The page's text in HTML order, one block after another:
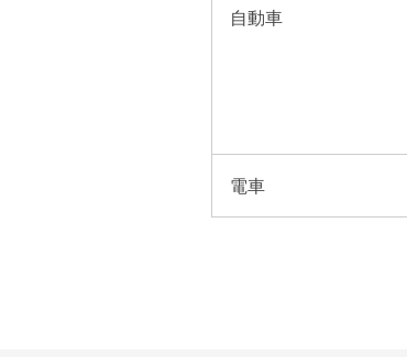
自動車
電車